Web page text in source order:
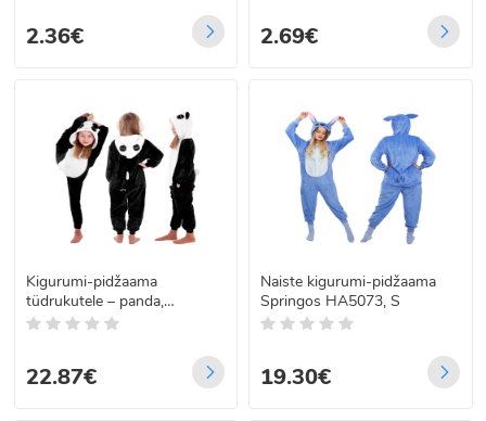
2.36€ 2.69€
Kigurumi-pidžaama
tüdrukutele – panda,
Springos HA5068, 120–130
22.87€
Naiste kigurumi-pidžaama
Springos HA5073, S
19.30€